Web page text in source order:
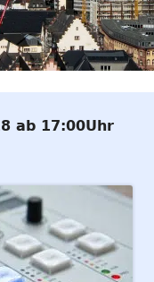
ab 17:00Uhr